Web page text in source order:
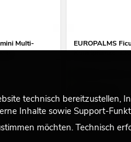
Multi-
EUROPALMS
Kunstpflanze,
99,00€
technisch bereitzustellen,
Inhalte sowie Support-
möchten. Technisch